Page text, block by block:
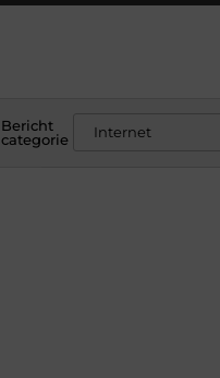
Bericht
categorie